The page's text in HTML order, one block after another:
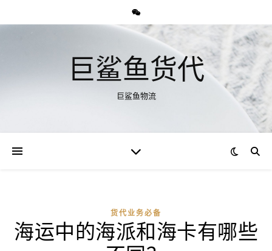
巨鲨鱼货代
巨鲨鱼物流
货代业务必备
海运中的海派和海卡有哪些